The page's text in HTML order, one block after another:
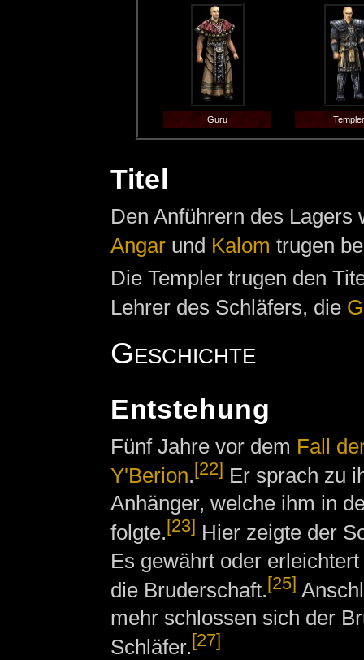
Guru Templer
Titel
Den Anführern des
Angarund Kalom trugen
Die Templer trugen den
Lehrer des Schläfers, die
Geschichte
Entstehung
Fünf Jahre vor dem Fall
Y'Berion.[22] Er sprach zu
Anhänger, welche ihm in
folgte.[23] Hier zeigte der
Es gewährt oder
die Bruderschaft.[25]
mehr schlossen sich der
Schläfer.[27]